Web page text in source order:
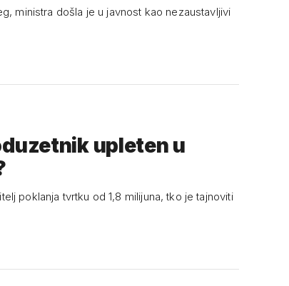
ministra došla je u javnost kao nezaustavljivi
upleten u
poklanja tvrtku od 1,8 milijuna, tko je tajnoviti